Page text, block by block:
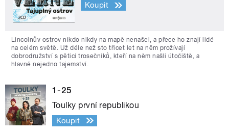
Koupit
Lincolnův ostrov nikdo nikdy na mapě nenašel, a přece ho znají lidé
na celém světě. Už déle než sto třicet let na něm prožívají
dobrodružství s pěticí trosečníků, kteří na něm našli útočiště, a
hlavně nejedno tajemství.
1-25
Toulky první republikou
Koupit